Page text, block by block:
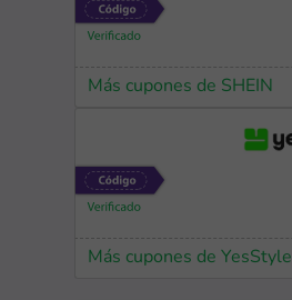
Más cupones de SHEIN
Más cupones de YesStyle